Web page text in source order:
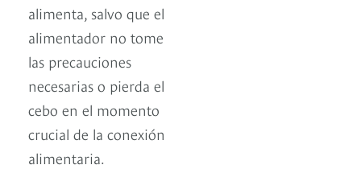
alimenta, salvo que el
alimentador no tome
las precauciones
necesarias o pierda el
cebo en el momento
crucial de la conexión
alimentaria.